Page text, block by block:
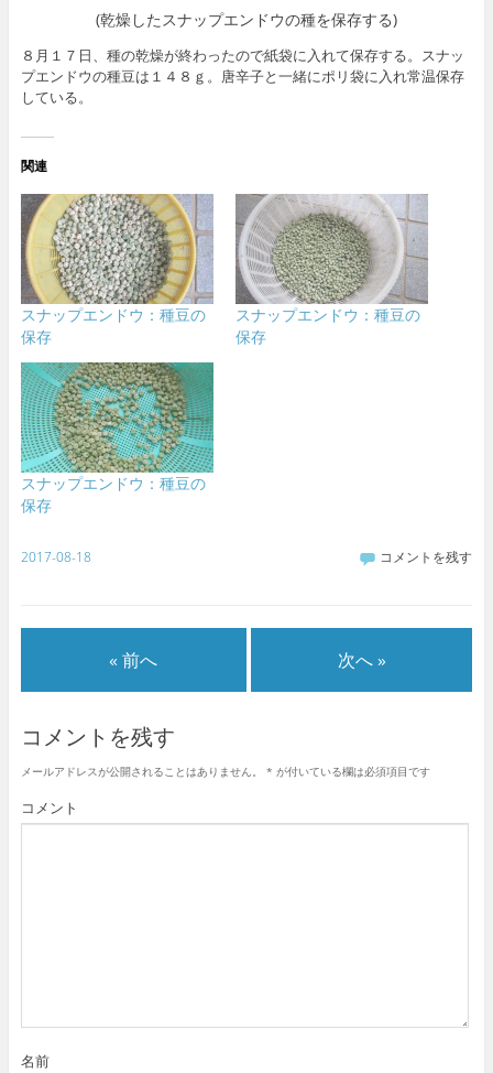
(乾燥したスナップエンドウの種を保存する)
８月１７日、種の乾燥が終わったので紙袋に入れて保存する。スナッ
プエンドウの種豆は１４８ｇ。唐辛子と一緒にポリ袋に入れ常温保存
している。
関連
スナップエンドウ：種豆の
保存
スナップエンドウ：種豆の
保存
スナップエンドウ：種豆の
保存
2017-08-18 コメントを残す
« 前へ 次へ »
コメントを残す
メールアドレスが公開されることはありません。 * が付いている欄は必須項目です
コメント
名前